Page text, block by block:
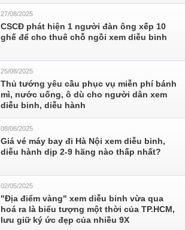
27/08/2025
CSCĐ phát hiện 1 người đàn ông xếp 10
ghế để cho thuê chỗ ngồi xem diễu binh
25/08/2025
Thủ tướng yêu cầu phục vụ miễn phí bánh
mì, nước uống, ô dù cho người dân xem
diễu binh, diễu hành
08/08/2025
Giá vé máy bay đi Hà Nội xem diễu binh,
diễu hành dịp 2-9 hãng nào thấp nhất?
02/05/2025
"Địa điểm vàng" xem diễu binh vừa qua
hoá ra là biểu tượng một thời của TP.HCM,
lưu giữ ký ức đẹp của nhiều 9X